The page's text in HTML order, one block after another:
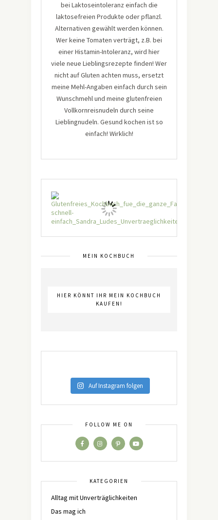
bei Laktoseintoleranz einfach die
laktosefreien Produkte oder pflanzl.
Alternativen gewählt werden können.
Wer keine Tomaten verträgt, z.B. bei
einer Histamin-Intoleranz, wird hier
viele neue Lieblingsrezepte finden! Wer
nicht auf Gluten achten muss, ersetzt
meine Mehl-Angaben einfach durch sein
Wunschmehl und meine glutenfreien
Vollkornreisnudeln durch seine
Lieblingnudeln. Gesund kochen ist so
einfach! Wirklich!
MEIN KOCHBUCH
HIER KÖNNT IHR MEIN KOCHBUCH
KAUFEN!
Auf Instagram folgen
FOLLOW ME ON
KATEGORIEN
Alltag mit Unverträglichkeiten
Das mag ich